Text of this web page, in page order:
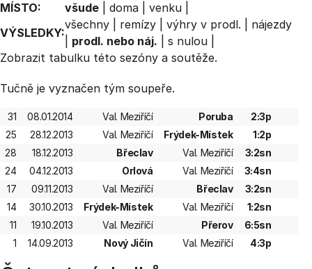
MÍSTO:
všude doma venku
VÝSLEDKY:
všechny remízy výhry v prodl.
nájezdy
prodl. nebo náj. s nulou
Zobrazit tabulku této sezóny a soutěže.
Tučně je vyznačen tým soupeře.
31 08.01.2014 Val. Meziříčí Poruba
2:3p
25
28.12.2013 Val. Meziříčí Frýdek-Místek
1:2p
28
18.12.2013 Břeclav Val. Meziříčí
3:2sn
24
04.12.2013 Orlová Val. Meziříčí
3:4sn
17
09.11.2013 Val. Meziříčí Břeclav
3:2sn
14
30.10.2013 Frýdek-Místek Val. Meziříčí
1:2sn
11
19.10.2013 Val. Meziříčí Přerov
6:5sn
1
14.09.2013 Nový Jičín Val. Meziříčí 4:3p